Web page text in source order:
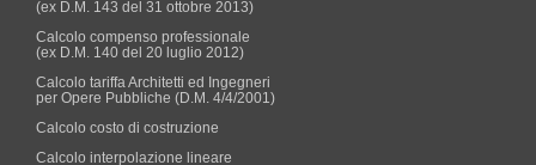
(ex D.M. 143 del 31 ottobre 2013)
Calcolo compenso professionale
(ex D.M. 140 del 20 luglio 2012)
Calcolo tariffa Architetti ed Ingegneri
per Opere Pubbliche (D.M. 4/4/2001)
Calcolo costo di costruzione
Calcolo interpolazione lineare